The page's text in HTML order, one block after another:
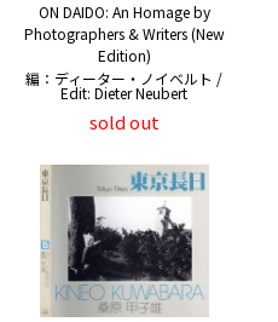
ON DAIDO: An Homage by
Photographers & Writers (New
Edition)
編：ディーター・ノイベルト /
Edit: Dieter Neubert
sold out